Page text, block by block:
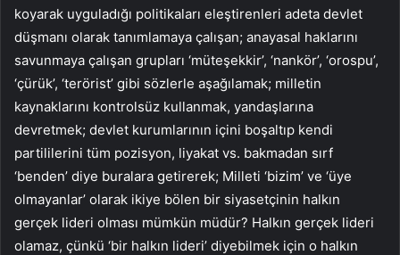
koyarak uyguladığı politikaları eleştirenleri adeta devlet
düşmanı olarak tanımlamaya çalışan; anayasal haklarını
savunmaya çalışan grupları ‘müteşekkir’, ‘nankör’, ‘orospu’,
‘çürük’, ‘terörist’ gibi sözlerle aşağılamak; milletin
kaynaklarını kontrolsüz kullanmak, yandaşlarına
devretmek; devlet kurumlarının içini boşaltıp kendi
partililerini tüm pozisyon, liyakat vs. bakmadan sırf
‘benden’ diye buralara getirerek; Milleti ‘bizim’ ve ‘üye
olmayanlar’ olarak ikiye bölen bir siyasetçinin halkın
gerçek lideri olması mümkün müdür? Halkın gerçek lideri
olamaz, çünkü ‘bir halkın lideri’ diyebilmek için o halkın